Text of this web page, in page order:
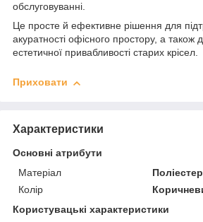
обслуговуванні.
Це просте й ефективне рішення для
акуратності офісного простору, а також
естетичної привабливості старих крісел.
Приховати
Характеристики
Основні атрибути
Матеріал
Поліестер
Колір
Користувацькі характеристики